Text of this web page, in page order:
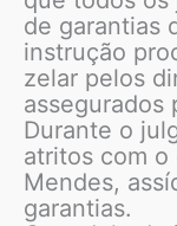
de garantias
instrução
zelar pelos
assegurados
Durante o
atritos com
Mendes,
garantias.